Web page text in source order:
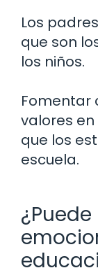
Los
que son
los niños.
Fomentar
valores
que los
escuela.